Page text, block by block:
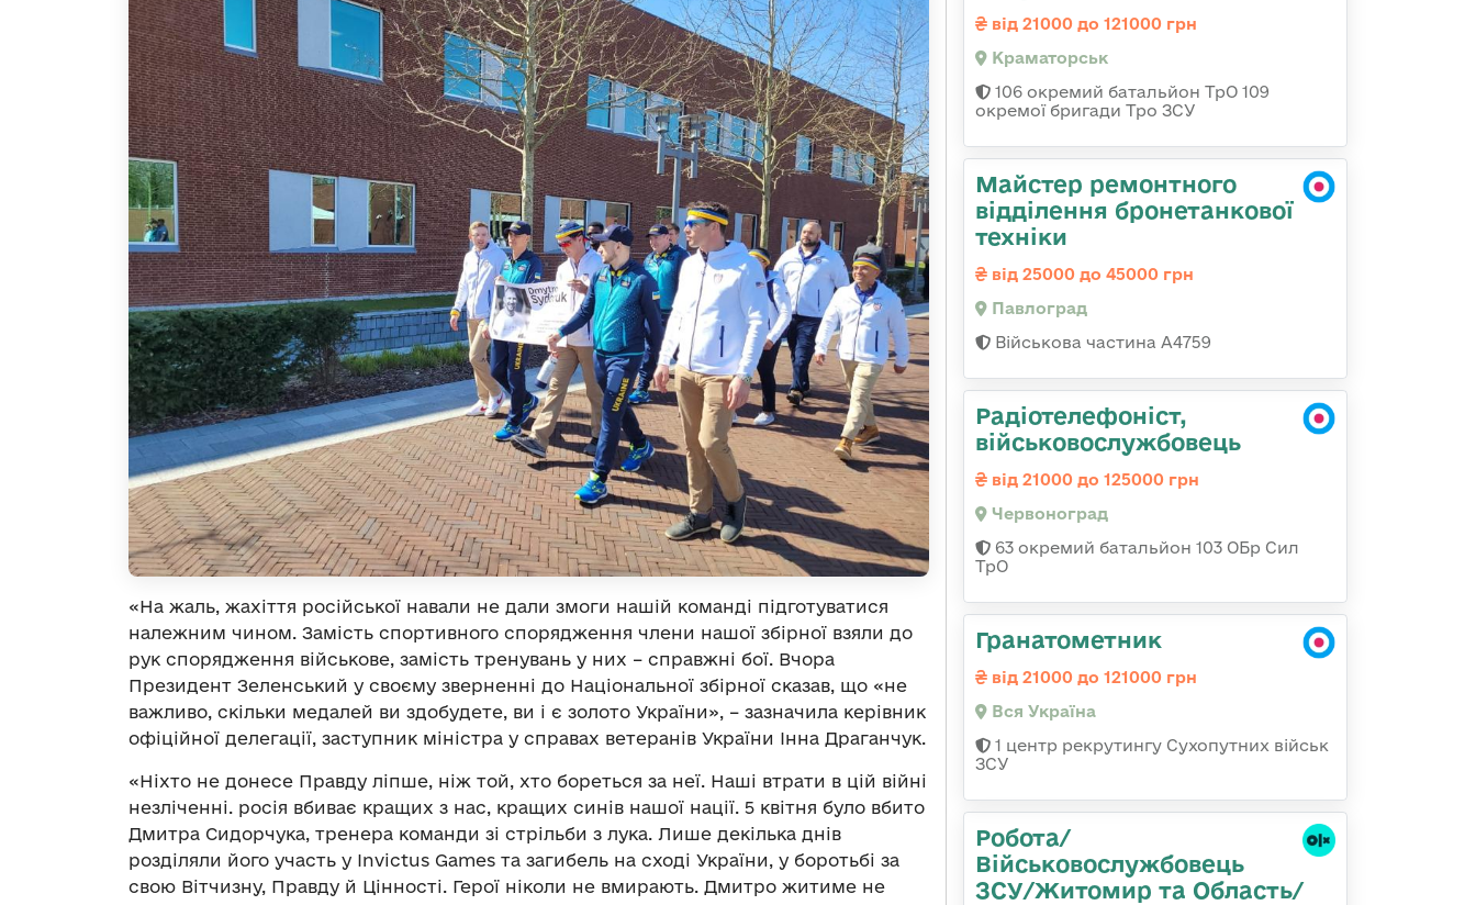
«На жаль, жахіття російської навали не дали змоги нашій команді підготуватися
належним чином. Замість спортивного спорядження члени нашої збірної взяли до
рук спорядження військове, замість тренувань у них – справжні бої. Вчора
Президент Зеленський у своєму зверненні до Національної збірної сказав, що «не
важливо, скільки медалей ви здобудете, ви і є золото України», – зазначила керівник
офіційної делегації, заступник міністра у справах ветеранів України Інна Драганчук.
«Ніхто не донесе Правду ліпше, ніж той, хто бореться за неї. Наші втрати в цій війні
незліченні. росія вбиває кращих з нас, кращих синів нашої нації. 5 квітня було вбито
Дмитра Сидорчука, тренера команди зі стрільби з лука. Лише декілька днів
розділяли його участь у Invictus Games та загибель на сході України, у боротьбі за
свою Вітчизну, Правду й Цінності. Герої ніколи не вмирають. Дмитро житиме не
від 21000 до 121000 грн
Краматорськ
106 окремий батальйон ТрО 109
окремої бригади Тро ЗСУ
Майстер ремонтного
відділення бронетанкової
техніки
від 25000 до 45000 грн
Павлоград
Військова частина А4759
Радіотелефоніст,
військовослужбовець
від 21000 до 125000 грн
Червоноград
63 окремий батальйон 103 ОБр Сил
ТрО
Гранатометник
від 21000 до 121000 грн
Вся Україна
1 центр рекрутингу Сухопутних військ
ЗСУ
Робота/
Військовослужбовець
ЗСУ/Житомир та Область/